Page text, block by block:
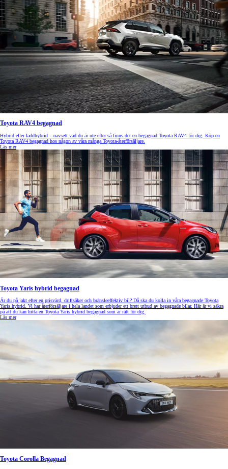
Toyota RAV4 begagnad
Hybrid eller laddhybrid – oavsett vad du är ute efter så finns det en begagnad Toyota RAV4 för dig. Köp en
Toyota RAV4 begagnad hos någon av våra många Toyota-återförsäljare.
Läs mer
Toyota Yaris hybrid begagnad
Är du på jakt efter en prisvärd, driftsäker och bränsleeffektiv bil? Då ska du kolla in våra begagnade Toyota
Yaris hybrid. Vi har återförsäljare i hela landet som erbjuder ett brett utbud av begagnade bilar. Här är vi säkra
på att du kan hitta en Toyota Yaris hybrid begagnad som är rätt för dig.
Läs mer
Toyota Corolla Begagnad